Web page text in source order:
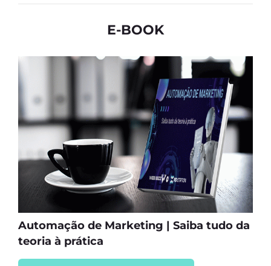
E-BOOK
Automação de Marketing | Saiba tudo da
teoria à prática